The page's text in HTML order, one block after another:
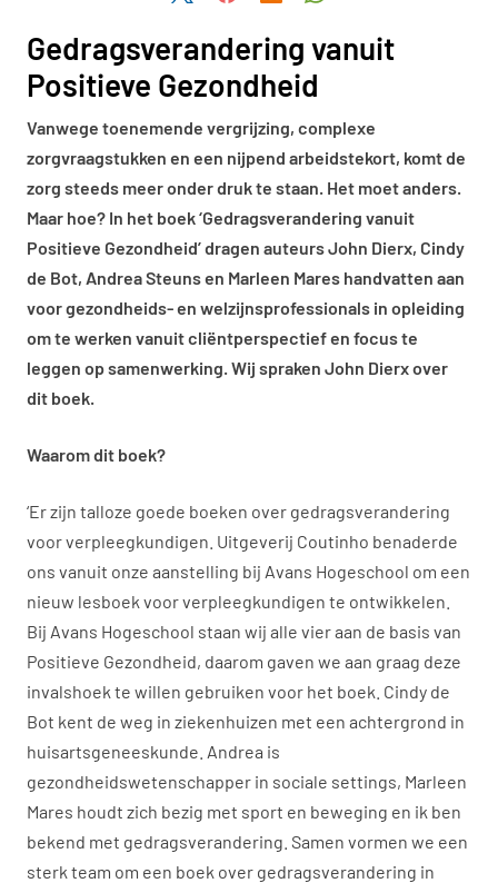
Gedragsverandering vanuit
Positieve Gezondheid
Vanwege toenemende vergrijzing, complexe
zorgvraagstukken en een nijpend arbeidstekort, komt de
zorg steeds meer onder druk te staan. Het moet anders.
Maar hoe? In het boek ‘Gedragsverandering vanuit
Positieve Gezondheid’ dragen auteurs John Dierx, Cindy
de Bot, Andrea Steuns en Marleen Mares handvatten aan
voor gezondheids- en welzijnsprofessionals in opleiding
om te werken vanuit cliëntperspectief en focus te
leggen op samenwerking. Wij spraken John Dierx over
dit boek.
Waarom dit boek?
‘Er zijn talloze goede boeken over gedragsverandering
voor verpleegkundigen. Uitgeverij Coutinho benaderde
ons vanuit onze aanstelling bij Avans Hogeschool om een
nieuw lesboek voor verpleegkundigen te ontwikkelen.
Bij Avans Hogeschool staan wij alle vier aan de basis van
Positieve Gezondheid, daarom gaven we aan graag deze
invalshoek te willen gebruiken voor het boek. Cindy de
Bot kent de weg in ziekenhuizen met een achtergrond in
huisartsgeneeskunde. Andrea is
gezondheidswetenschapper in sociale settings, Marleen
Mares houdt zich bezig met sport en beweging en ik ben
bekend met gedragsverandering. Samen vormen we een
sterk team om een boek over gedragsverandering in